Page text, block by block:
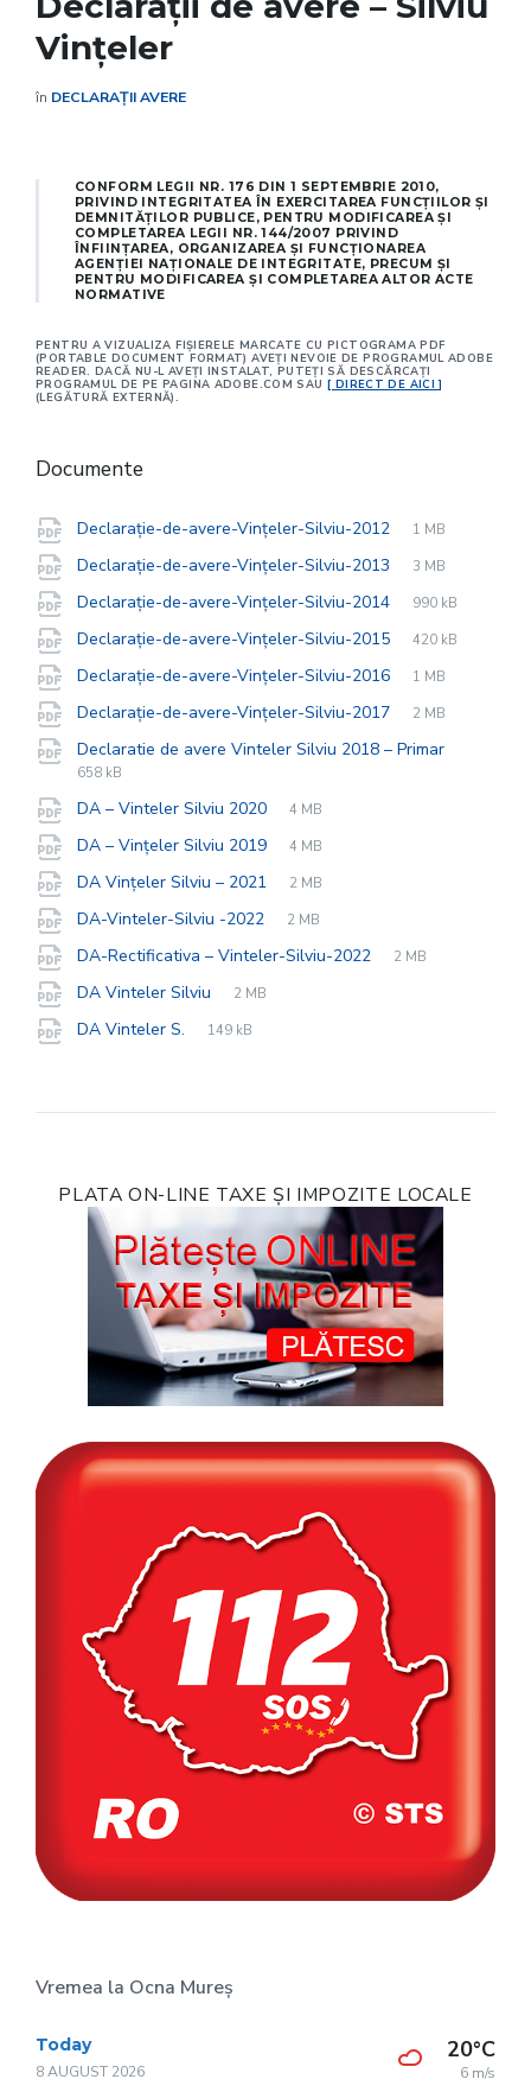
Vințeler
în DECLARAȚII AVERE
CONFORM LEGII NR. 176 DIN 1 SEPTEMBRIE 2010,
PRIVIND INTEGRITATEA ÎN EXERCITAREA FUNCŢIILOR ŞI
DEMNITĂŢILOR PUBLICE, PENTRU MODIFICAREA ŞI
COMPLETAREA LEGII NR. 144/2007 PRIVIND
ÎNFIINŢAREA, ORGANIZAREA ŞI FUNCŢIONAREA
AGENŢIEI NAŢIONALE DE INTEGRITATE, PRECUM ŞI
PENTRU MODIFICAREA ŞI COMPLETAREA ALTOR ACTE
NORMATIVE
PENTRU A VIZUALIZA FIŞIERELE MARCATE CU PICTOGRAMA PDF
(PORTABLE DOCUMENT FORMAT) AVEŢI NEVOIE DE PROGRAMUL ADOBE
READER. DACĂ NU-L AVEŢI INSTALAT, PUTEŢI SĂ DESCĂRCAŢI
PROGRAMUL DE PE PAGINA ADOBE.COM SAU [ DIRECT DE AICI ]
(LEGĂTURĂ EXTERNĂ).
Documente
Declarație-de-avere-Vințeler-Silviu-2012
File
pdf
File
1 MB
Declarație-de-avere-Vințeler-Silviu-2013
File
pdf
File
3 MB
Declarație-de-avere-Vințeler-Silviu-2014
File
pdf
File
990 kB
Declarație-de-avere-Vințeler-Silviu-2015
File
pdf
File
420 kB
Declarație-de-avere-Vințeler-Silviu-2016
File
pdf
File
1 MB
Declarație-de-avere-Vințeler-Silviu-2017
File
pdf
File
2 MB
Declaratie de avere Vinteler Silviu 2018 – Primar
658 kB
DA – Vinteler Silviu 2020
File
pdf
File
4 MB
DA – Vințeler Silviu 2019
File
pdf
File
4 MB
DA Vințeler Silviu – 2021
File
pdf
File
2 MB
DA-Vinteler-Silviu -2022
File
pdf
File
2 MB
DA-Rectificativa – Vinteler-Silviu-2022
File
pdf
File
2 MB
DA Vinteler Silviu
File
pdf
File
2 MB
DA Vinteler S.
File
pdf
File
149 kB
PLATA ON-LINE TAXE ȘI IMPOZITE LOCALE
Vremea la Ocna Mureș
Today
8 AUGUST 2026
20°C
6 m/s